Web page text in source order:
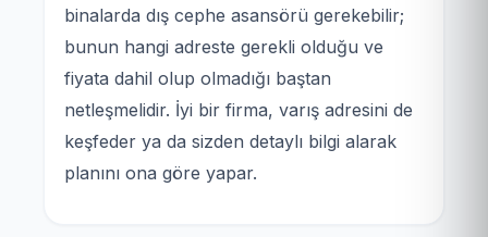
binalarda dış cephe asansörü gerekebilir;
bunun hangi adreste gerekli olduğu ve
fiyata dahil olup olmadığı baştan
netleşmelidir. İyi bir firma, varış adresini de
keşfeder ya da sizden detaylı bilgi alarak
planını ona göre yapar.